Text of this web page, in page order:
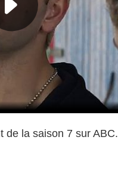
de la saison 7 sur ABC.